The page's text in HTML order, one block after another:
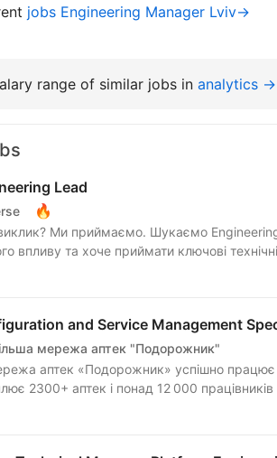
jobs Engineering Manager Lviv→
range of similar jobs in analytics →
Lead
🔥
Шукаємо Engineering Lead у FORMA, який прагне
впливу та хоче приймати ключові
and Service Management
мережа аптек "Подорожник"
аптек «Подорожник» успішно працює
2300+ аптек і понад 12 000 працівників